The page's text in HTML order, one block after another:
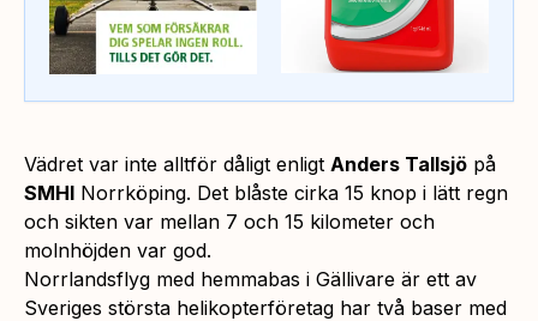
Vädret var inte alltför dåligt enligt Anders Tallsjö på
SMHI Norrköping. Det blåste cirka 15 knop i lätt regn
och sikten var mellan 7 och 15 kilometer och
molnhöjden var god.
Norrlandsflyg med hemmabas i Gällivare är ett av
Sveriges största helikopterföretag har två baser med